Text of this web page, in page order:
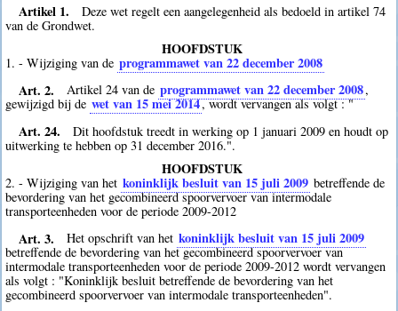
Artikel 1.
Deze wet regelt een aangelegenheid als bedoeld in artikel 74
van de Grondwet.
HOOFDSTUK
1. - Wijziging van de programmawet van 22 december 2008
Art. 2.
Artikel 24 van de programmawet van 22 december 2008,
gewijzigd bij de wet van 15 mei 2014, wordt vervangen als volgt : "
Art. 24.
Dit hoofdstuk treedt in werking op 1 januari 2009 en houdt op
uitwerking te hebben op 31 december 2016.".
HOOFDSTUK
2. - Wijziging van het koninklijk besluit van 15 juli 2009 betreffende de
bevordering van het gecombineerd spoorvervoer van intermodale
transporteenheden voor de periode 2009-2012
Art. 3. Het opschrift van het koninklijk besluit van 15 juli 2009
betreffende de bevordering van het gecombineerd spoorvervoer van
intermodale transporteenheden voor de periode 2009-2012 wordt vervangen
als volgt : "Koninklijk besluit betreffende de bevordering van het
gecombineerd spoorvervoer van intermodale transporteenheden".